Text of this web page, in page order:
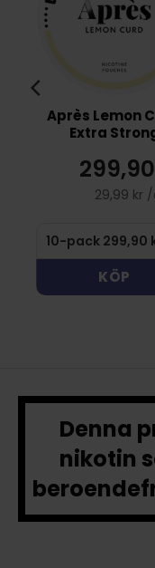
Après Lemon
Extra
29,99 kr
KÖP
Denna
nikotin